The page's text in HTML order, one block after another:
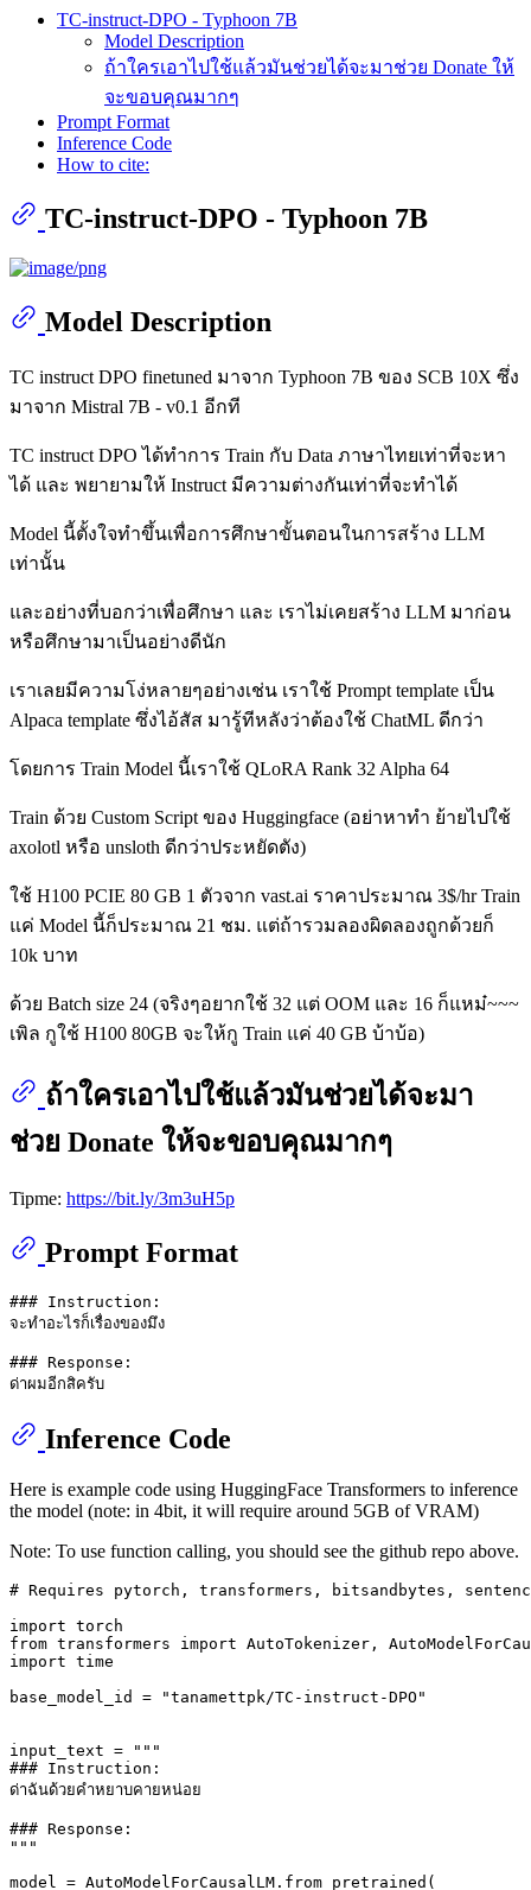
TC-instruct-DPO - Typhoon 7B
Model Description
ถ้าใครเอาไปใช้แล้วมันช่วยได้จะมาช่วย Donate ให้
จะขอบคุณมากๆ
Prompt Format
Inference Code
How to cite:
TC-instruct-DPO - Typhoon 7B
Model Description
TC instruct DPO finetuned มาจาก Typhoon 7B ของ SCB 10X ซึ่ง
มาจาก Mistral 7B - v0.1 อีกที
TC instruct DPO ได้ทำการ Train กับ Data ภาษาไทยเท่าที่จะหา
ได้ และ พยายามให้ Instruct มีความต่างกันเท่าที่จะทำได้
Model นี้ตั้งใจทำขึ้นเพื่อการศึกษาขั้นตอนในการสร้าง LLM
เท่านั้น
และอย่างที่บอกว่าเพื่อศึกษา และ เราไม่เคยสร้าง LLM มาก่อน
หรือศึกษามาเป็นอย่างดีนัก
เราเลยมีความโง่หลายๆอย่างเช่น เราใช้ Prompt template เป็น
Alpaca template ซึ่งไอ้สัส มารู้ทีหลังว่าต้องใช้ ChatML ดีกว่า
โดยการ Train Model นี้เราใช้ QLoRA Rank 32 Alpha 64
Train ด้วย Custom Script ของ Huggingface (อย่าหาทำ ย้ายไปใช้
axolotl หรือ unsloth ดีกว่าประหยัดตัง)
ใช้ H100 PCIE 80 GB 1 ตัวจาก vast.ai ราคาประมาณ 3$/hr Train
แค่ Model นี้ก็ประมาณ 21 ชม. แต่ถ้ารวมลองผิดลองถูกด้วยก็
10k บาท
ด้วย Batch size 24 (จริงๆอยากใช้ 32 แต่ OOM และ 16 ก็แหม๋~~~
เพิล กูใช้ H100 80GB จะให้กู Train แค่ 40 GB บ้าบ้อ)
ถ้าใครเอาไปใช้แล้วมันช่วยได้จะมา
ช่วย Donate ให้จะขอบคุณมากๆ
Tipme: https://bit.ly/3m3uH5p
Prompt Format
### Instruction:
จะทำอะไรก็เรื่องของมึง
### Response:
Inference Code
Here is example code using HuggingFace Transformers to inference
the model (note: in 4bit, it will require around 5GB of VRAM)
Note: To use function calling, you should see the github repo above.
# Requires pytorch, transformers, bitsandbytes,
import
from transformers import
import time
base_model_id =
"tanamettpk/TC-instruct-DPO"
input_text =
"""
### Instruction:
ด่าฉันด้วยคำหยาบคายหน่อย
### Response:
"""
model = AutoModelForCausalLM.from_pretrained(